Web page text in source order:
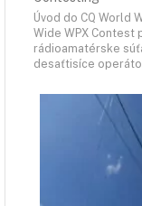
Úvod do CQ World
Wide WPX Contest
rádioamatérske
desaťtisíce